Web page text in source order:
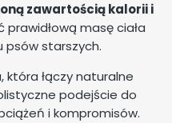
zawartością kalorii i
masę ciała
psów starszych.
która łączy naturalne
podejście do
i kompromisów.